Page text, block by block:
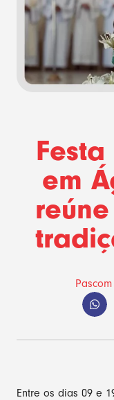
em
Pascom
Entre os dias 09 e